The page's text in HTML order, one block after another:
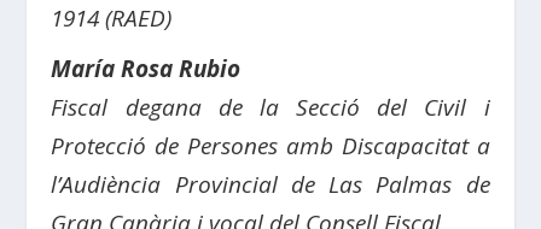
1914 (RAED)
María Rosa Rubio
Fiscal degana de la Secció del Civil i
Protecció de Persones amb Discapacitat a
l’Audiència Provincial de Las Palmas de